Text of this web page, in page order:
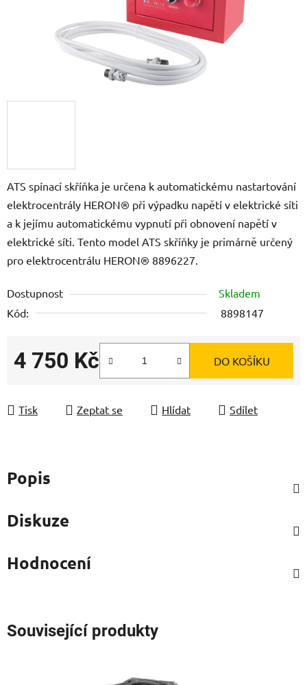
ATS spínací skříňka je určena k automatickému nastartování
elektrocentrály HERON® při výpadku napětí v elektrické síti
a k jejímu automatickému vypnutí při obnovení napětí v
elektrické síti. Tento model ATS skříňky je primárně určený
pro elektrocentrálu HERON® 8896227.
Dostupnost
Skladem
Kód:
8898147
4 750 Kč DO KOŠÍKU
Tisk Zeptat se Hlídat Sdílet
Popis
Diskuze
Hodnocení
Související produkty